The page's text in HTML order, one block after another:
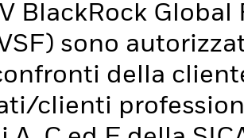
BlackRock
sono
della
clienti